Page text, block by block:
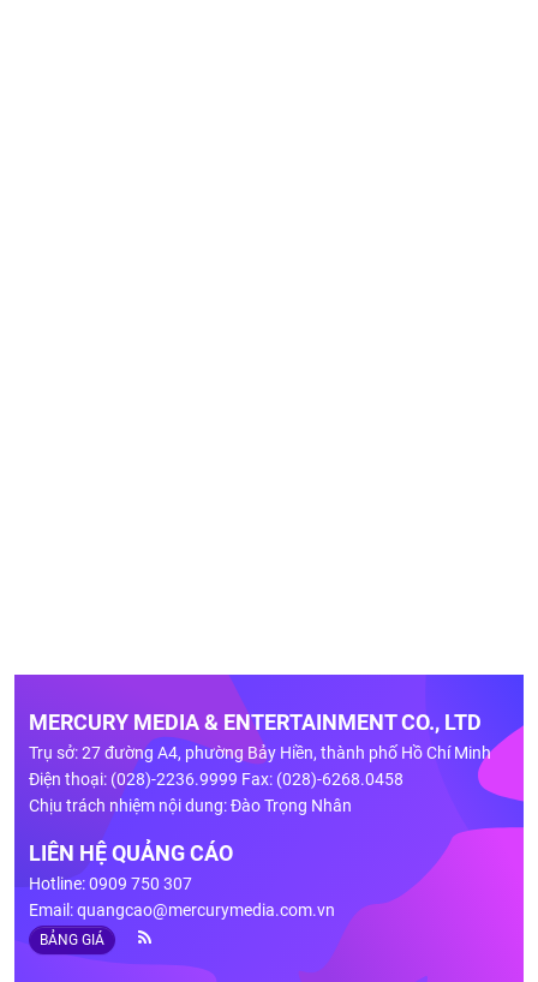
MERCURY MEDIA & ENTERTAINMENT CO., LTD
Trụ sở: 27 đường A4, phường Bảy Hiền, thành phố Hồ Chí Minh
Điện thoại: (028)-2236.9999 Fax: (028)-6268.0458
Chịu trách nhiệm nội dung: Đào Trọng Nhân
LIÊN HỆ QUẢNG CÁO
Hotline: 0909 750 307
Email:quangcao@mercurymedia.com.vn
BẢNG GIÁ